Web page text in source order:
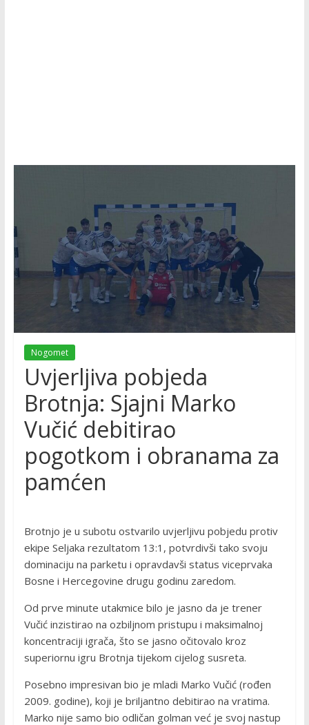
Nogomet
Uvjerljiva pobjeda
Brotnja: Sjajni Marko
Vučić debitirao
pogotkom i obranama za
pamćen
Brotnjo je u subotu ostvarilo uvjerljivu pobjedu protiv
ekipe Seljaka rezultatom 13:1, potvrdivši tako svoju
dominaciju na parketu i opravdavši status viceprvaka
Bosne i Hercegovine drugu godinu zaredom.
Od prve minute utakmice bilo je jasno da je trener
Vučić inzistirao na ozbiljnom pristupu i maksimalnoj
koncentraciji igrača, što se jasno očitovalo kroz
superiornu igru Brotnja tijekom cijelog susreta.
Posebno impresivan bio je mladi Marko Vučić (rođen
2009. godine), koji je briljantno debitirao na vratima.
Marko nije samo bio odličan golman već je svoj nastup